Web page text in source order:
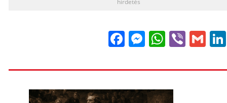
hirdetés
FacebookViber